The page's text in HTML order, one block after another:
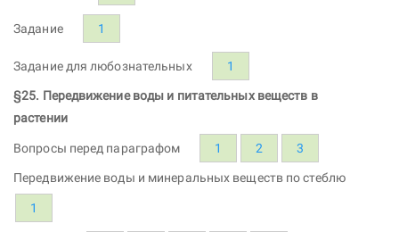
Задание 1
Задание для любознательных 1
§25. Передвижение воды и питательных веществ в
растении
Вопросы перед параграфом 1 2 3
Передвижение воды и минеральных веществ по стеблю
1